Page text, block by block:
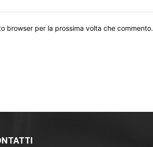
browser per la prossima volta che commento.